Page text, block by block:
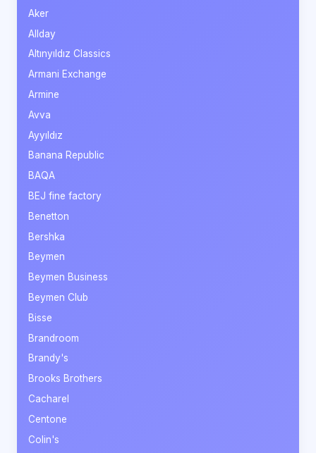
Aker
Allday
Altınyıldız Classics
Armani Exchange
Armine
Avva
Ayyıldız
Banana Republic
BAQA
BEJ fine factory
Benetton
Bershka
Beymen
Beymen Business
Beymen Club
Bisse
Brandroom
Brandy's
Brooks Brothers
Cacharel
Centone
Colin's